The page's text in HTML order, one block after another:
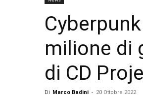
milione di
di CD
Di Marco Badini - 20 Ottobre 2022